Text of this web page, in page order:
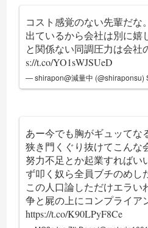
コスト感覚のない先輩だな
出ているから会社は別に嬉
と関係ない同調圧力は会
s://t.co/YO1sWJSUeD
— shirapon@減量中 (@shiraponsu)
あー今でも胸がギュッてな
狭き門くぐり抜けてこんな
努力不足とか起業すればい
ず叩く奴ら全員ブチのめし
この人口論しただけエラい
争と屍の上にコンプライア
https://t.co/K90LPyF8Ce